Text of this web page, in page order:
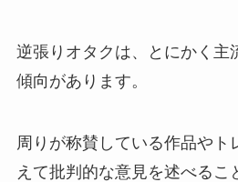
逆張りオタクは、とにかく主
傾向があります。
周りが称賛している作品やト
えて批判的な意見を述べるこ